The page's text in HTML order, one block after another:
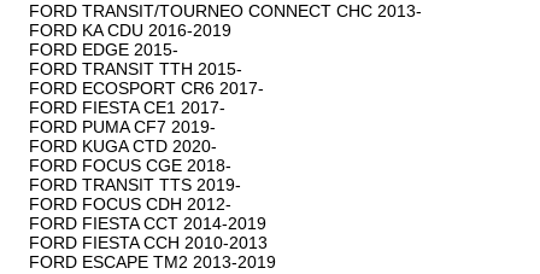
FORD TRANSIT/TOURNEO CONNECT CHC 2013-
FORD KA CDU 2016-2019
FORD EDGE 2015-
FORD TRANSIT TTH 2015-
FORD ECOSPORT CR6 2017-
FORD FIESTA CE1 2017-
FORD PUMA CF7 2019-
FORD KUGA CTD 2020-
FORD FOCUS CGE 2018-
FORD TRANSIT TTS 2019-
FORD FOCUS CDH 2012-
FORD FIESTA CCT 2014-2019
FORD FIESTA CCH 2010-2013
FORD ESCAPE TM2 2013-2019